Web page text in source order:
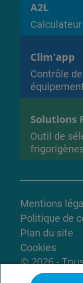
A2L
Clim'app
Contrôle
Solutions
Outil de
Mentions
Politique de
Plan du site
Cookies
© 2026 -